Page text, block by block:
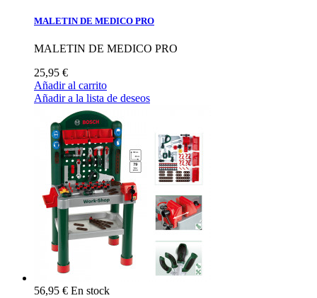
MALETIN DE MEDICO PRO
MALETIN DE MEDICO PRO
25,95 €
Añadir al carrito
Añadir a la lista de deseos
56,95 € En stock